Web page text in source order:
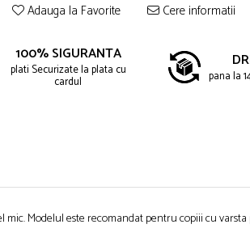
Adauga la Favorite Cere informatii
100% SIGURANTA
plati Securizate la plata cu
cardul pana la
Modelul este recomandat pentru copiii cu varsta